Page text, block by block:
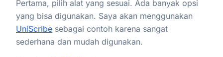
Pertama, pilih alat yang sesuai. Ada banyak opsi
yang bisa digunakan. Saya akan menggunakan
UniScribe sebagai contoh karena sangat
sederhana dan mudah digunakan.